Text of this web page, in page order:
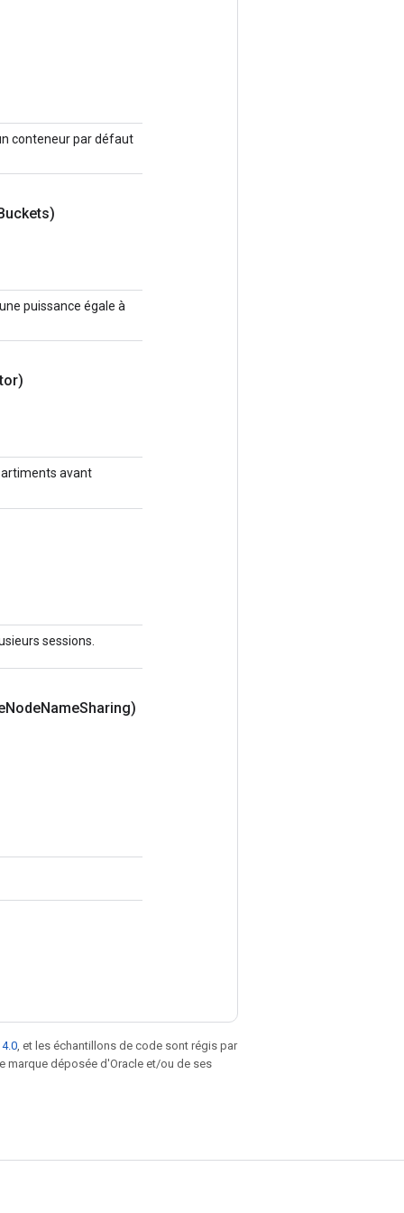
conteneur par défaut
puissance égale à
avant
sessions.
NodeNameSharing)
, et les échantillons de code sont régis par
marque déposée d'Oracle et/ou de ses